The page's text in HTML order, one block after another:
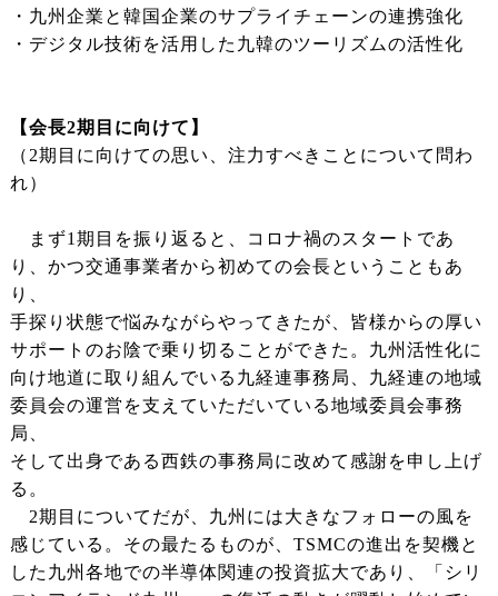
・九州企業と韓国企業のサプライチェーンの連携強化
・デジタル技術を活用した九韓のツーリズムの活性化
【会長2期目に向けて】
（2期目に向けての思い、注力すべきことについて問わ
れ）
まず1期目を振り返ると、コロナ禍のスタートであ
り、かつ交通事業者から初めての会長ということもあ
り、
手探り状態で悩みながらやってきたが、皆様からの厚い
サポートのお陰で乗り切ることができた。九州活性化に
向け地道に取り組んでいる九経連事務局、九経連の地域
委員会の運営を支えていただいている地域委員会事務
局、
そして出身である西鉄の事務局に改めて感謝を申し上げ
る。
2期目についてだが、九州には大きなフォローの風を
感じている。その最たるものが、TSMCの進出を契機と
した九州各地での半導体関連の投資拡大であり、「シリ